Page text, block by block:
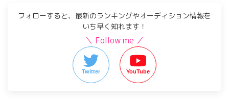
フォローすると、最新のランキングやオーディション情報を
いち早く知れます！
＼ Follow me ／
Twitter YouTube